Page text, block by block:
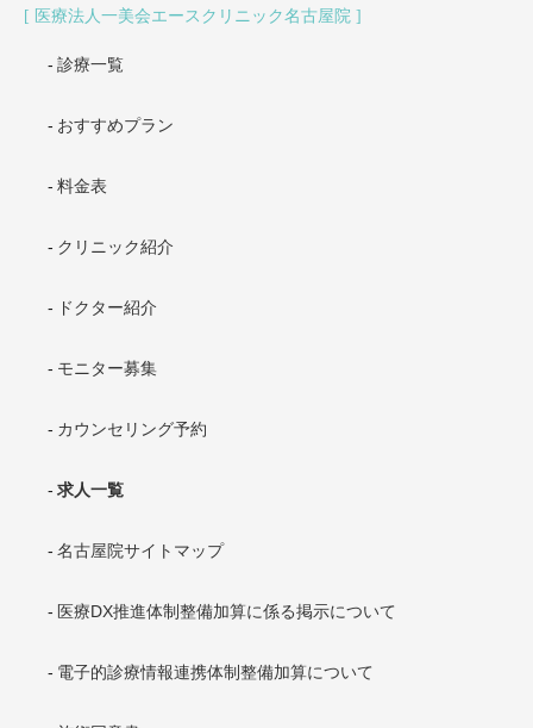
医療法人一美会エースクリニック名古屋院
診療一覧
おすすめプラン
料金表
クリニック紹介
ドクター紹介
モニター募集
カウンセリング予約
求人一覧
名古屋院サイトマップ
医療DX推進体制整備加算に係る掲示について
電子的診療情報連携体制整備加算について